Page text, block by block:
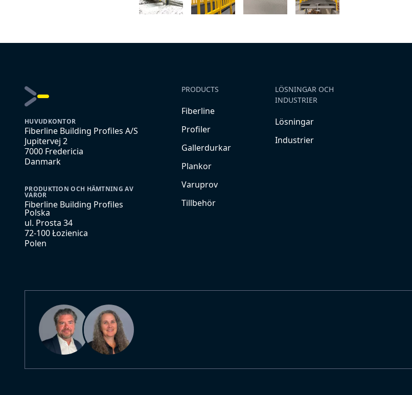
HUVUDKONTOR
Fiberline Building Profiles A/S
Jupitervej 2
7000 Fredericia
Danmark
PRODUKTION OCH HÄMTNING AV
VAROR
Fiberline Building Profiles
Polska
ul. Prosta 34
72-100 Łozienica
Polen
PRODUCTS
Fiberline
Profiler
Gallerdurkar
Plankor
Varuprov
Tillbehör
LÖSNINGAR OCH
INDUSTRIER
Lösningar
Industrier